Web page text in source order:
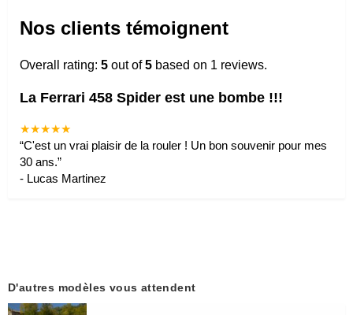
Nos clients témoignent
Overall rating: 5 out of5 based on 1 reviews.
La Ferrari 458 Spider est une bombe !!!
★★★★★
“C'est un vrai plaisir de la rouler ! Un bon souvenir pour mes
30 ans.”
- Lucas Martinez
D'autres modèles vous attendent